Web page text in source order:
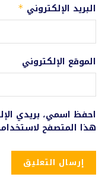
البريد الإلكتروني *
الموقع الإلكتروني
احفظ اسمي، بريدي
هذا المتصفح